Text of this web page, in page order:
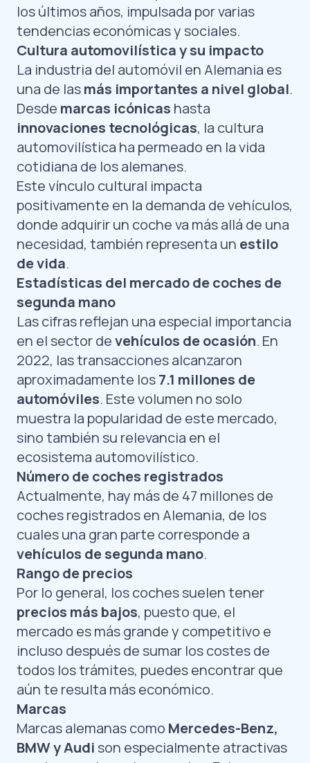
los últimos años, impulsada por varias
tendencias económicas y sociales.
Cultura automovilística y su impacto
La industria del automóvil en Alemania es
una de lasmás importantes a nivel global.
Desde marcas icónicas hasta
innovaciones tecnológicas, la cultura
automovilística ha permeado en la vida
cotidiana de los alemanes.
Este vínculo cultural impacta
positivamente en la demanda de vehículos,
donde adquirir un coche va más allá de una
necesidad, también representa un estilo
de vida.
Estadísticas del mercado de coches de
segunda mano
Las cifras reflejan una especial importancia
en el sector devehículos de ocasión. En
2022, las transacciones alcanzaron
aproximadamente los7.1 millones de
automóviles. Este volumen no solo
muestra la popularidad de este mercado,
sino también su relevancia en el
ecosistema automovilístico.
Número de coches registrados
Actualmente, hay más de 47 millones de
coches registrados en Alemania, de los
cuales una gran parte corresponde a
vehículos de segunda mano.
Rango de precios
Por lo general, los coches suelen tener
precios más bajos, puesto que, el
mercado es más grande y competitivo e
incluso después de sumar los costes de
todos los trámites, puedes encontrar que
aún te resulta más económico.
Marcas
Marcas alemanas como Mercedes-Benz,
BMW y Audi son especialmente atractivas